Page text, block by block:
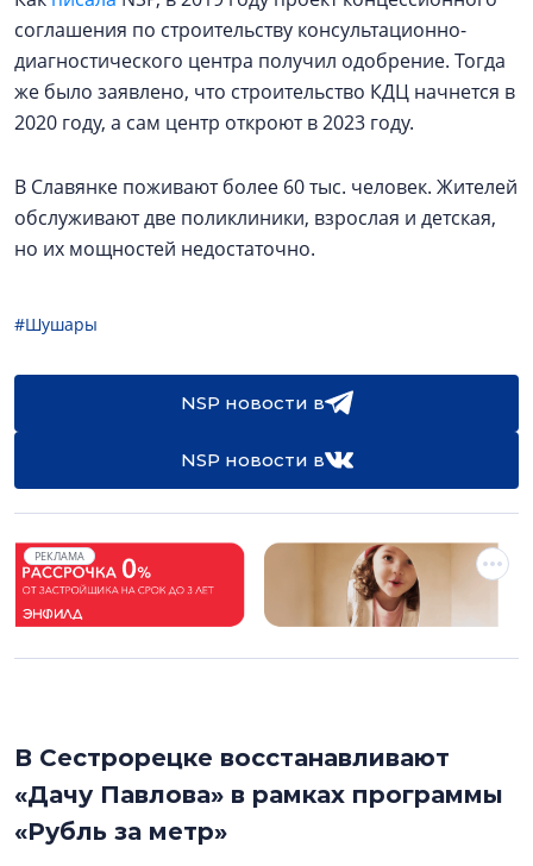
соглашения по строительству консультационно-
диагностического центра получил одобрение. Тогда
же было заявлено, что строительство КДЦ начнется в
2020 году, а сам центр откроют в 2023 году.
В Славянке поживают более 60 тыс. человек. Жителей
обслуживают две поликлиники, взрослая и детская,
но их мощностей недостаточно.
#Шушары
NSP новости в
NSP новости в
РЕКЛАМА
В Сестрорецке восстанавливают
«Дачу Павлова» в рамках программы
«Рубль за метр»